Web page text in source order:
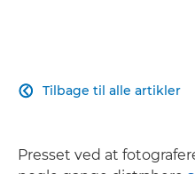
Tilbage til alle artikler

Presset ved at